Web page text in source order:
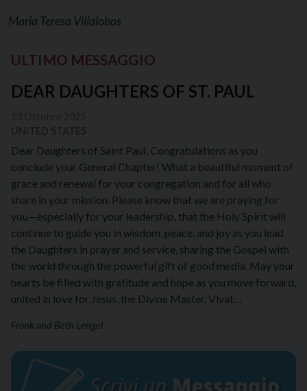
Maria Teresa Villalobos
ULTIMO MESSAGGIO
DEAR DAUGHTERS OF ST. PAUL
Dear Daughters of Saint Paul, Congratulations as you
conclude your General Chapter! What a beautiful moment of
grace and renewal for your congregation and for all who
share in your mission. Please know that we are praying for
you—especially for your leadership, that the Holy Spirit will
continue to guide you in wisdom, peace, and joy as you lead
the Daughters in prayer and service, sharing the Gospel with
the world through the powerful gift of good media. May your
hearts be filled with gratitude and hope as you move forward,
united in love for Jesus, the Divine Master. Vivat…
Frank and Beth Lengel